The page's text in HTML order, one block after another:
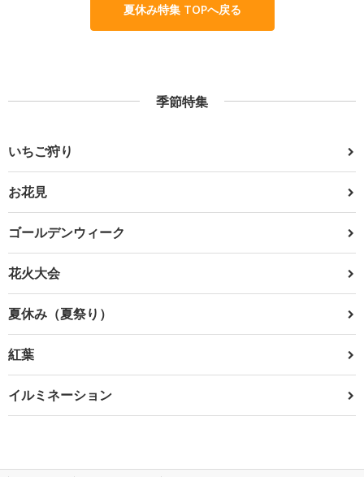
夏休み特集 TOPへ戻る
季節特集
いちご狩り
お花見
ゴールデンウィーク
花火大会
夏休み（夏祭り）
紅葉
イルミネーション